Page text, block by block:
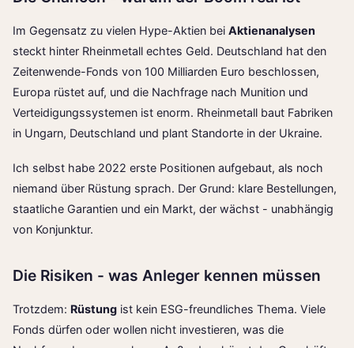
Im Gegensatz zu vielen Hype-Aktien bei Aktienanalysen
steckt hinter Rheinmetall echtes Geld. Deutschland hat den
Zeitenwende-Fonds von 100 Milliarden Euro beschlossen,
Europa rüstet auf, und die Nachfrage nach Munition und
Verteidigungssystemen ist enorm. Rheinmetall baut Fabriken
in Ungarn, Deutschland und plant Standorte in der Ukraine.
Ich selbst habe 2022 erste Positionen aufgebaut, als noch
niemand über Rüstung sprach. Der Grund: klare Bestellungen,
staatliche Garantien und ein Markt, der wächst - unabhängig
von Konjunktur.
Die Risiken - was Anleger kennen müssen
Trotzdem: Rüstung ist kein ESG-freundliches Thema. Viele
Fonds dürfen oder wollen nicht investieren, was die